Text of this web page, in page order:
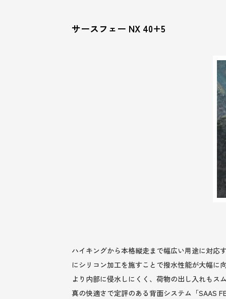
サースフェー NX 40+5
ハイキングから本格縦走まで幅広い用途に対応
にシリコン加工を施すことで撥水性能が大幅に
より内部に侵水しにくく、荷物の出し入れも
真の快適さで定評のある背面システム「SAAS